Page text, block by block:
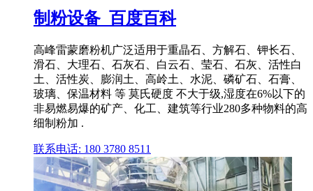
制粉设备_百度百科
高峰雷蒙磨粉机广泛适用于重晶石、方解石、钾长石、
滑石、大理石、石灰石、白云石、莹石、石灰、活性白
土、活性炭、膨润土、高岭土、水泥、磷矿石、石膏、
玻璃、保温材料 等 莫氏硬度 不大于级,湿度在6%以下的
非易燃易爆的矿产、化工、建筑等行业280多种物料的高
细制粉加 .
联系电话: 180 3780 8511